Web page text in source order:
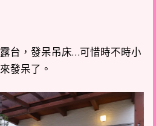
台，發呆吊床…可惜時不時小
發呆了。